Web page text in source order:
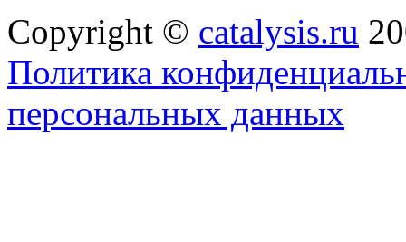
Copyright © catalysis.ru
Политика
персональных данных